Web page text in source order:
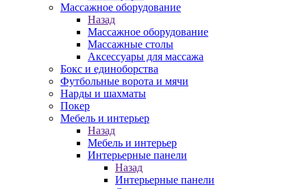
Массажное оборудование
Назад
Массажное оборудование
Массажные столы
Аксессуары для массажа
Бокс и единоборства
Футбольные ворота и мячи
Нарды и шахматы
Покер
Мебель и интерьер
Назад
Мебель и интерьер
Интерьерные панели
Назад
Интерьерные панели